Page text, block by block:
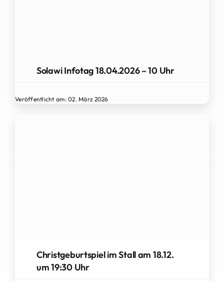
Solawi Infotag 18.04.2026 – 10 Uhr
Veröffentlicht am: 02. März 2026
Christgeburtspiel im Stall am 18.12.
um 19:30 Uhr